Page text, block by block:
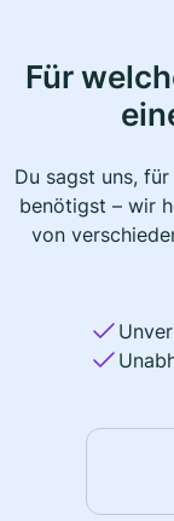
Für
Du sagst uns,
benötigst – wir
von